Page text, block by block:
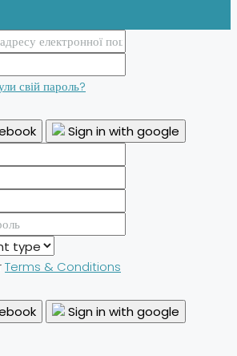
свій пароль?
Sign in with google
Terms & Conditions
Sign in with google